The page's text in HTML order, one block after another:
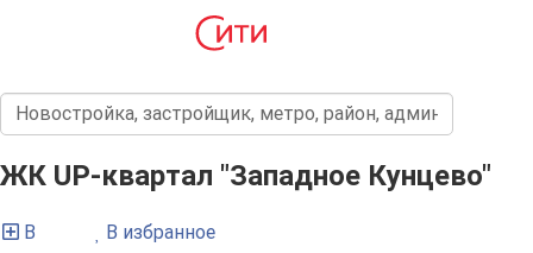
ЖК UP-квартал "Западное Кунцево"
В
В избранное